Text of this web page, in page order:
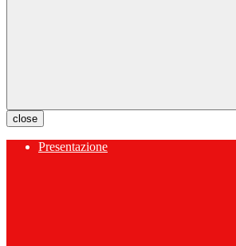
close
Presentazione